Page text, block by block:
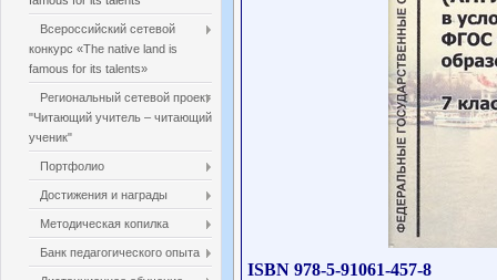
Всероссийский сетевой
конкурс «The native land is
famous for its talents»
Региональный сетевой проект
"Читающий учитель – читающий
ученик"
Портфолио
Достижения и награды
Методическая копилка
Банк педагогического опыта
ISBN 978-5-91061-457-8